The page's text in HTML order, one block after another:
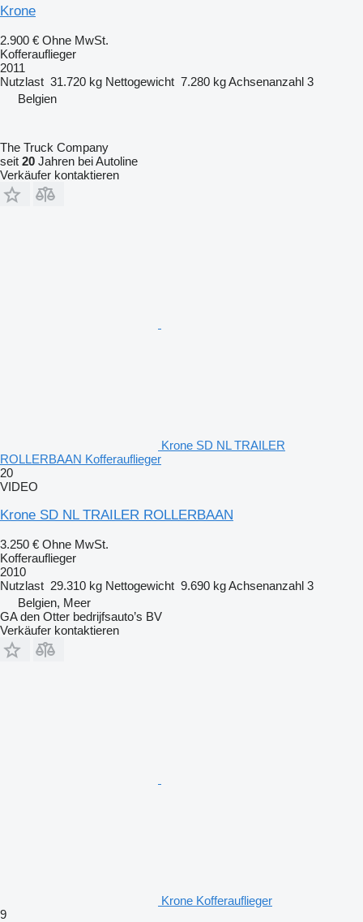
Krone
2.900 € Ohne MwSt.
Kofferauflieger
2011
Nutzlast 31.720 kg Nettogewicht 7.280 kgAchsenanzahl 3
Belgien
The Truck Company
seit 20 Jahren bei Autoline
Verkäufer kontaktieren
Krone SD NL TRAILER
ROLLERBAAN Kofferauflieger
20
VIDEO
Krone SD NL TRAILER ROLLERBAAN
3.250 € Ohne MwSt.
Kofferauflieger
2010
Nutzlast 29.310 kg Nettogewicht 9.690 kgAchsenanzahl 3
Belgien, Meer
GA den Otter bedrijfsauto’s BV
Verkäufer kontaktieren
Krone Kofferauflieger
9